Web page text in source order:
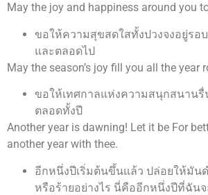
May the joy and happiness around you
ขอให้ความสุขสดใสทั้งปวงจงอยู่ร
และตลอดไป
May the season’s joy fill you all the year
ขอให้เทศกาลแห่งความสนุกสนาน
ตลอดทั้งปี
Another year is dawning! Let it be For
another year with thee.
อีกหนึ่งปีเริ่มต้นขึ้นแล้ว ปล่อยให้มัน
หรือร้ายอย่างไร นี่คืออีกหนึ่งปีที่ฉัน